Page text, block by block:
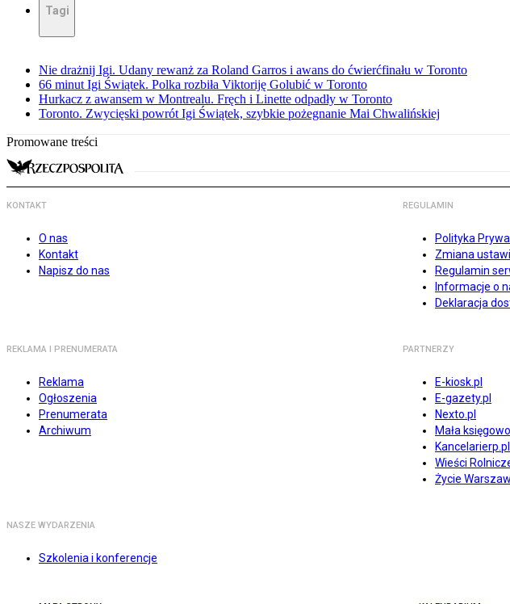
Tagi
Nie drażnij Igi. Udany rewanż za Roland Garros i awans do ćwierćfinału w Toronto
66 minut Igi Świątek. Polka rozbiła Viktoriję Golubić w Toronto
Hurkacz z awansem w Montrealu. Fręch i Linette odpadły w Toronto
Toronto. Zwycięski powrót Igi Świątek, szybkie pożegnanie Mai Chwalińskiej
Promowane treści
KONTAKT
O nas
Kontakt
Napisz do nas
REGULAMIN
Polityka
Zmiana
Regulamin
Informacje o
Deklaracja
REKLAMA I PRENUMERATA
Reklama
Ogłoszenia
Prenumerata
Archiwum
PARTNERZY
E-kiosk.pl
E-gazety.pl
Nexto.pl
Mała
Kancelarierp.pl
Wieści
Życie
NASZE WYDARZENIA
Szkolenia i konferencje